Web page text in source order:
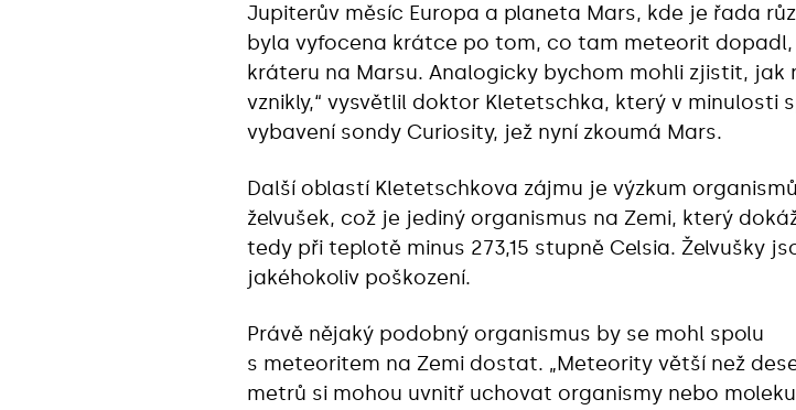
Jupiterův měsíc Europa a planeta Mars, kde je řada
byla vyfocena krátce po tom, co tam meteorit
kráteru na Marsu. Analogicky bychom mohli zjistit, jak
vznikly,“ vysvětlil doktor Kletetschka, který v minulosti
vybavení sondy Curiosity, jež nyní zkoumá Mars.
Další oblastí Kletetschkova zájmu je výzkum
želvušek, což je jediný organismus na Zemi, který
tedy při teplotě minus 273,15 stupně Celsia. Želvušky
jakéhokoliv poškození.
Právě nějaký podobný organismus by se mohl spolu
s meteoritem na Zemi dostat. „Meteority větší než
metrů si mohou uvnitř uchovat organismy nebo